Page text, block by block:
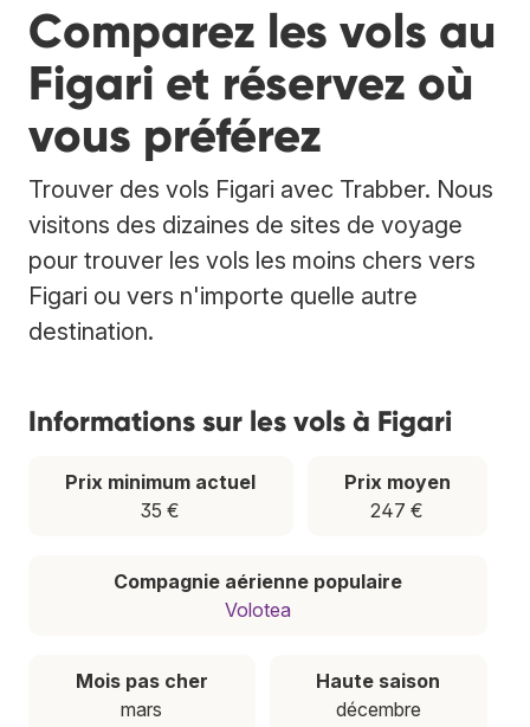
Comparez les vols au
Figari et réservez où
vous préférez
Trouver des vols Figari avec Trabber. Nous
visitons des dizaines de sites de voyage
pour trouver les vols les moins chers vers
Figari ou vers n'importe quelle autre
destination.
Informations sur les vols à Figari
Prix minimum actuel
35 €
Prix moyen
247 €
Compagnie aérienne populaire
Volotea
Mois pas cher
mars
Haute saison
décembre